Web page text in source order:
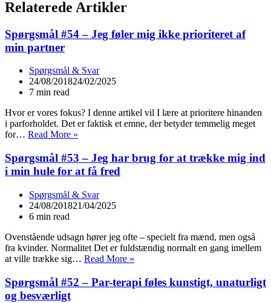
Relaterede Artikler
Spørgsmål #54 – Jeg føler mig ikke prioriteret af
min partner
Spørgsmål & Svar
24/08/201824/02/2025
7 min read
Hvor er vores fokus? I denne artikel vil I lære at prioritere hinanden
i parforholdet. Det er faktisk et emne, der betyder temmelig meget
for… Read More »
–
Jeg
føler
ikke
prioriteret
min
partner
Spørgsmål #53 – Jeg har brug for at trække mig ind
i min hule for at få fred
Spørgsmål & Svar
24/08/201821/04/2025
6 min read
Ovenstående udsagn hører jeg ofte – specielt fra mænd, men også
fra kvinder. Normalitet Det er fuldstændig normalt en gang imellem
at ville trække sig… Read More »
–
Jeg
Spørgsmål #52 – Par-terapi føles kunstigt, unaturligt
og besværligt